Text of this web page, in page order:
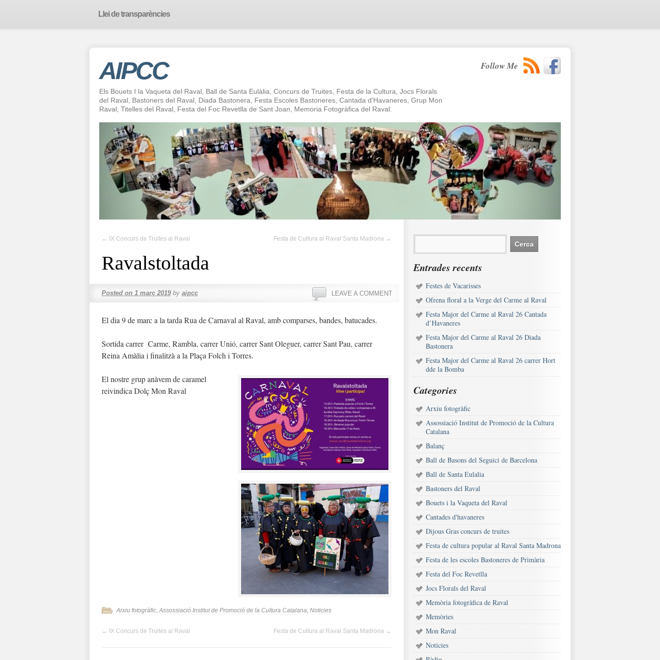
Llei de transparències
AIPCC Follow Me
Els Bouets I la Vaqueta del Raval, Ball de Santa Eulàlia, Concurs de Truites, Festa de la Cultura, Jocs Florals
del Raval, Bastoners del Raval, Diada Bastonera, Festa Escoles Bastoneres, Cantada d'Havaneres, Grup Mon
Raval, Titelles del Raval, Festa del Foc Revetlla de Sant Joan, Memoria Fotogràfica del Raval.
← IX Concurs de Truites al Raval Festa de Cultura al Raval Santa Madrona →
Ravalstoltada
Posted on 1 març 2019 by aipcc LEAVE A COMMENT
El dia 9 de marc a la tarda Rua de Carnaval al Raval, amb comparses, bandes, batucades.
Sortida carrer Carme, Rambla, carrer Unió, carrer Sant Oleguer, carrer Sant Pau, carrer
Reina Amàlia i finalitzà a la Plaça Folch i Torres.
El nostre grup anàvem de caramel
reivindica Dolç Mon Raval
Arxiu fotogràfic,Assossiació Institut de Promoció de la Cultura Catalana, Noticies
← IX Concurs de Truites al Raval Festa de Cultura al Raval Santa Madrona →
Entrades recents
Festes de Vacarisses
Ofrena floral a la Verge del Carme al Raval
Festa Major del Carme al Raval 26 Cantada
d’Havaneres
Festa Major del Carme al Raval 26 Diada
Bastonera
Festa Major del Carme al Raval 26 carrer Hort
dde la Bomba
Categories
Arxiu fotogràfic
Assossiació Institut de Promoció de la Cultura
Catalana
Balanç
Ball de Basons del Seguici de Barcelona
Ball de Santa Eulalia
Bastoners del Raval
Bouets i la Vaqueta del Raval
Cantades d'havaneres
Dijous Gras concurs de truites
Festa de cultura popular al Raval Santa Madrona
Festa de les escoles Bastoneres de Primària
Festa del Foc Revetlla
Jocs Florals del Raval
Memòria fotogràfica de Raval
Memòries
Mon Raval
Noticies